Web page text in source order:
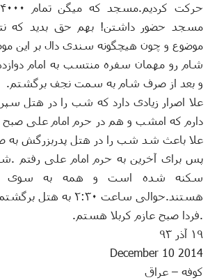
حرکت کردیم.
مسجد حضور داشتن! بهم حق بدید که
موضوع و چون هیچگونه سندی دال بر این
شام رو مهمان سفره منتسب به امام
و بعد از صرف شام به سمت نجف برگشتم.
علا اصرار زیادی دارد که شب را در هتل
دارم که امشب و هم در حرم امام علی صبح
علا باعث شد شب را در هتل پدربزرگش به
پس برای آخرین به حرم امام علی رفتم .
سکنه شده است و همه به سوی
هستند .حوالی ساعت ۲ :۳۰ به هتل برگشتم
.فردا صبح عازم کربلا هستم.
۱۹ آذر ۹۳
2014 10 December
کوفه – عراق